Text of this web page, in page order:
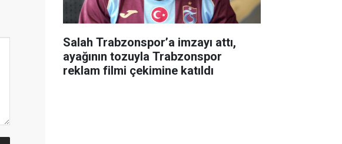
Salah Trabzonspor’a imzayı attı,
ayağının tozuyla Trabzonspor
reklam filmi çekimine katıldı